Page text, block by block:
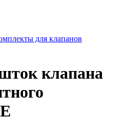
для клапанов
клапана